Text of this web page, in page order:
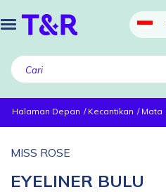
Halaman Depan Kecantikan Mata
MISS ROSE
EYELINER BULU